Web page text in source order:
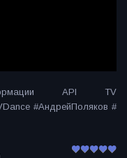
API TV
#АндрейПоляков #